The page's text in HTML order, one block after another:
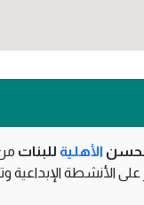
الأهلية للبنات
الأنشطة الإبداعية